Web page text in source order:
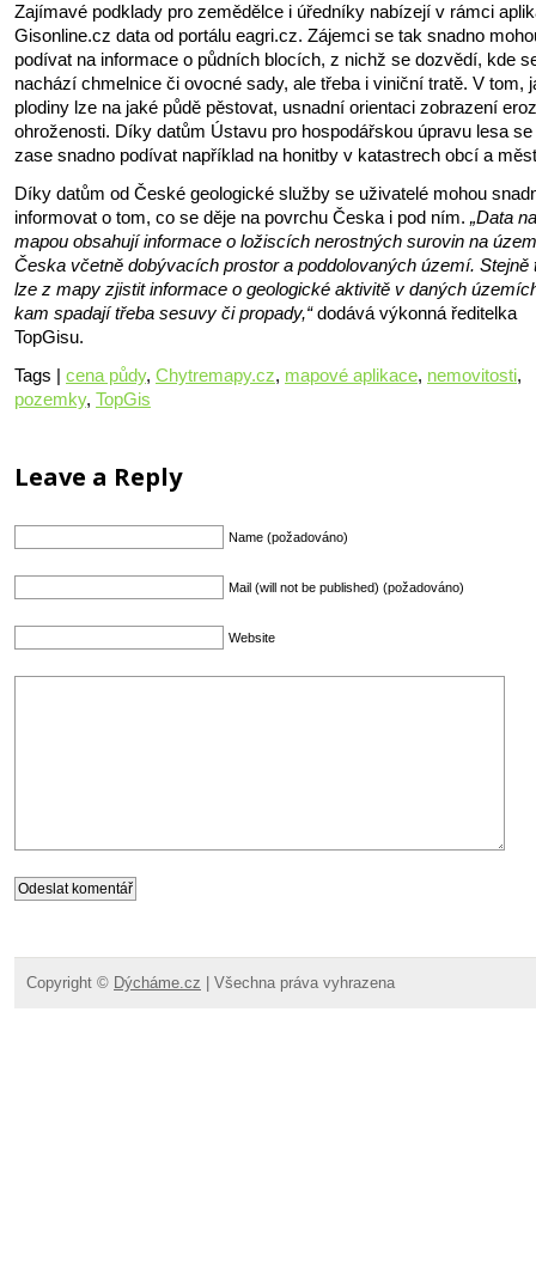
Zajímavé podklady pro zemědělce i úředníky nabízejí v rámci
Gisonline.cz data od portálu eagri.cz. Zájemci se tak snadno
podívat na informace o půdních blocích, z nichž se dozvědí, kde
nachází chmelnice či ovocné sady, ale třeba i viniční tratě. V tom,
plodiny lze na jaké půdě pěstovat, usnadní orientaci zobrazení
ohroženosti. Díky datům Ústavu pro hospodářskou úpravu lesa se
zase snadno podívat například na honitby v katastrech obcí a
Díky datům od České geologické služby se uživatelé mohou
informovat o tom, co se děje na povrchu Česka i pod ním. „Data
mapou obsahují informace o ložiscích nerostných surovin na
Česka včetně dobývacích prostor a poddolovaných území. Stejně
lze z mapy zjistit informace o geologické aktivitě v daných
kam spadají třeba sesuvy či propady,“dodává výkonná ředitelka
TopGisu.
Tags | cena půdy, Chytremapy.cz, mapové aplikace, nemovitosti,
pozemky, TopGis
Leave a Reply
Name (požadováno)
Mail (will not be published) (požadováno)
Website
Copyright © Dýcháme.cz | Všechna práva vyhrazena